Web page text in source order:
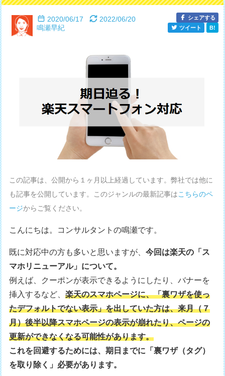
2020/06/17
2022/06/20
鳴瀬早紀
シェアする
ツイート
B!
この記事は、公開から１ヶ月以上経過しています。弊社では他に
も記事を公開しています。このジャンルの最新記事はこちらのペ
ージからご覧ください。
こんにちは。コンサルタントの鳴瀬です。
既に対応中の方も多いと思いますが、今回は楽天の「ス
マホリニューアル」について。
例えば、クーポンが表示できるようにしたり、バナーを
挿入するなど、楽天のスマホページに、「裏ワザを使っ
たデフォルトでない表示」を出していた方は、来月（７
月）後半以降スマホページの表示が崩れたり、ページの
更新ができなくなる可能性があります。
これを回避するためには、期日までに「裏ワザ（タグ）
を取り除く」必要があります。